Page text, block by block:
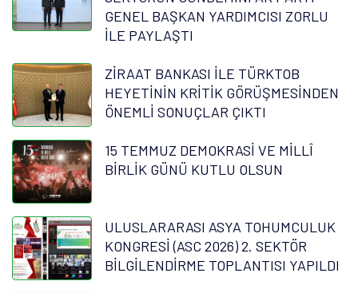
GENEL BAŞKAN YARDIMCISI ZORLU
İLE PAYLAŞTI
ZİRAAT BANKASI İLE TÜRKTOB
HEYETİNİN KRİTİK GÖRÜŞMESİNDEN
ÖNEMLİ SONUÇLAR ÇIKTI
15 TEMMUZ DEMOKRASİ VE MİLLÎ
BİRLİK GÜNÜ KUTLU OLSUN
ULUSLARARASI ASYA TOHUMCULUK
KONGRESİ (ASC 2026) 2. SEKTÖR
BİLGİLENDİRME TOPLANTISI YAPILDI